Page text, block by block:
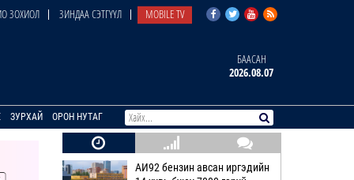
ЗОХИОЛ ЗИНДАА СЭТГҮҮЛ MOBILE TV
БААСАН
2026.08.07
ЗУРХАЙ ОРОН НУТАГ
АИ92 бензин авсан иргэдийн